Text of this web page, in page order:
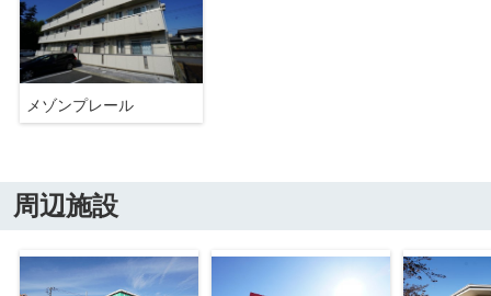
メゾンプレール
周辺施設